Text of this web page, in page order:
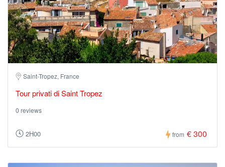
Saint-Tropez, France
Tour privati di Saint Tropez
0 reviews
2H00 from € 300